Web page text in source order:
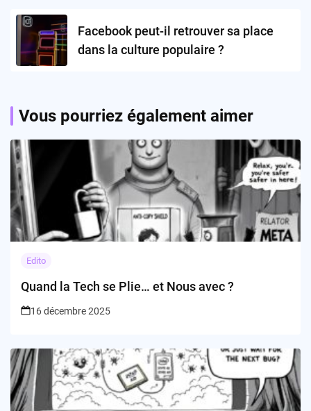
Facebook peut-il retrouver sa place
dans la culture populaire ?
Vous pourriez également aimer
Edito
Quand la Tech se Plie… et Nous avec ?
16 décembre 2025